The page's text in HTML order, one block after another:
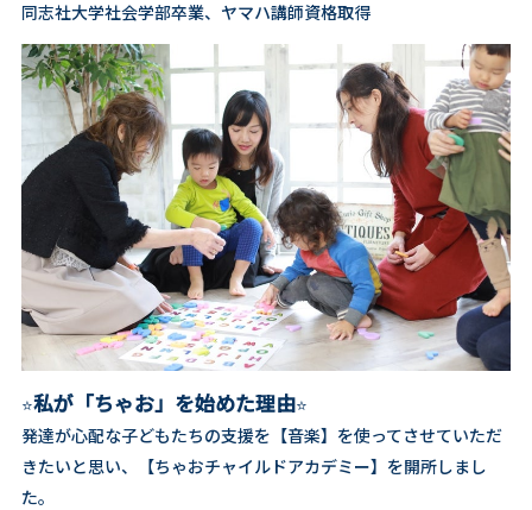
同志社大学社会学部卒業、ヤマハ講師資格取得
⭐️私が「ちゃお」を始めた理由⭐️
発達が心配な子どもたちの支援を【音楽】を使ってさせていただ
きたいと思い、【ちゃおチャイルドアカデミー】を開所しまし
た。